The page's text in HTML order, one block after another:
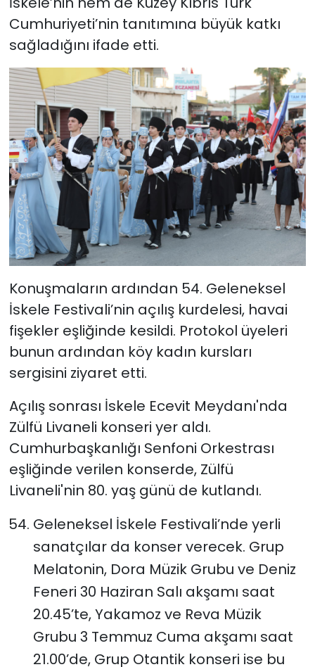
Cumhuriyeti’nin tanıtımına büyük katkı
sağladığını ifade etti.
Konuşmaların ardından 54. Geleneksel
İskele Festivali’nin açılış kurdelesi, havai
fişekler eşliğinde kesildi. Protokol üyeleri
bunun ardından köy kadın kursları
sergisini ziyaret etti.
Açılış sonrası İskele Ecevit Meydanı'nda
Zülfü Livaneli konseri yer aldı.
Cumhurbaşkanlığı Senfoni Orkestrası
eşliğinde verilen konserde, Zülfü
Livaneli'nin 80. yaş günü de kutlandı.
Geleneksel İskele Festivali’nde yerli
sanatçılar da konser verecek. Grup
Melatonin, Dora Müzik Grubu ve Deniz
Feneri 30 Haziran Salı akşamı saat
20.45’te, Yakamoz ve Reva Müzik
Grubu 3 Temmuz Cuma akşamı saat
21.00’de, Grup Otantik konseri ise bu